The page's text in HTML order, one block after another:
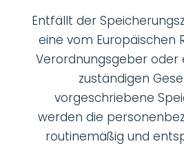
Entfällt der
eine vom Europäischen
Verordnungsgeber oder
zuständigen
vorgeschriebene
werden die
routinemäßig und